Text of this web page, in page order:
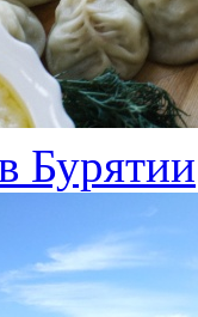
Бурятии